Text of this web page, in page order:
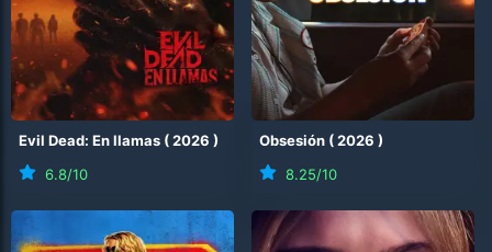
Evil Dead: En llamas (2026 )
6.8/10
Obsesión (2026 )
8.25/10